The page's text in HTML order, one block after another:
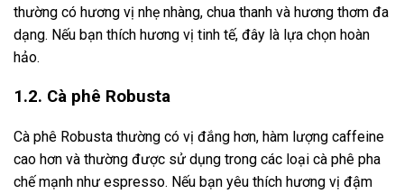
thường có hương vị nhẹ nhàng, chua thanh và hương thơm đa
dạng. Nếu bạn thích hương vị tinh tế, đây là lựa chọn hoàn
hảo.
1.2. Cà phê Robusta
Cà phê Robusta thường có vị đắng hơn, hàm lượng caffeine
cao hơn và thường được sử dụng trong các loại cà phê pha
chế mạnh như espresso. Nếu bạn yêu thích hương vị đậm